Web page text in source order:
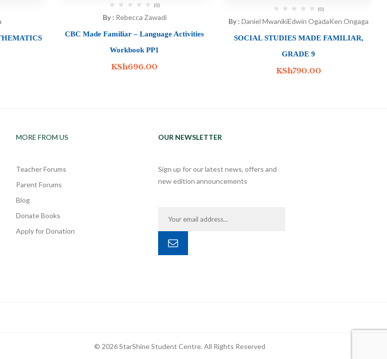
(0)
By : Rebecca Zawadi
CBC Made Familiar – Language Activities
Workbook PP1
KSh696.00
(0)
By : Daniel MwanikiEdwin OgadaKen Ongaga
SOCIAL STUDIES MADE FAMILIAR,
GRADE 9
KSh790.00
MORE FROM US
Teacher Forums
Parent Forums
Blog
Donate Books
Apply for Donation
OUR NEWSLETTER
Sign up for our latest news, offers and
new edition announcements
© 2026 StarShine Student Centre. All Rights Reserved